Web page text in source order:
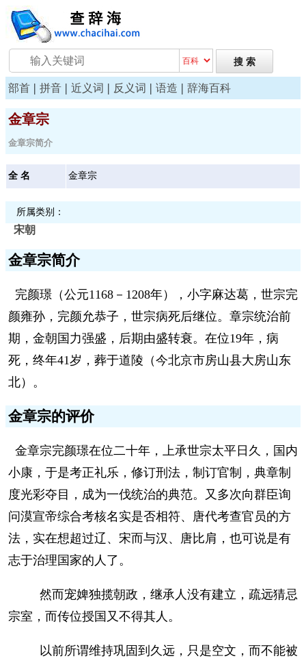
部首 | 拼音 | 近义词 | 反义词 | 语造 | 辞海百科
金章宗
金章宗简介
全 名 金章宗
所属类别：
宋朝
金章宗简介
完颜璟（公元1168－1208年），小字麻达葛，世宗完
颜雍孙，完颜允恭子，世宗病死后继位。章宗统治前
期，金朝国力强盛，后期由盛转衰。在位19年，病
死，终年41岁，葬于道陵（今北京市房山县大房山东
北）。
金章宗的评价
金章宗完颜璟在位二十年，上承世宗太平日久，国内
小康，于是考正礼乐，修订刑法，制订官制，典章制
度光彩夺目，成为一伐统治的典范。又多次向群臣询
问漠宣帝综合考核名实是否相符、唐代考查官员的方
法，实在想超过辽、宋而与汉、唐比肩，也可说是有
志于治理国家的人了。
然而宠婢独揽朝政，继承人没有建立，疏远猜忌
宗室，而传位授国又不得其人。
以前所谓维持巩固到久远，只是空文，而不能被